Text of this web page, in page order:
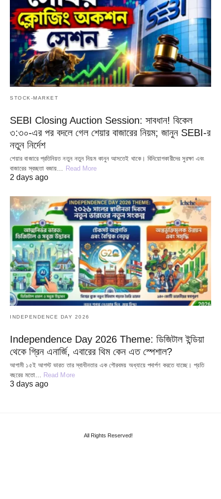
STOCK-MARKET
SEBI Closing Auction Session: সাবধান! বিকেল
৩:৩০-এর পর বদলে গেল শেয়ার বাজারের নিয়ম; জানুন SEBI-র
নতুন নির্দেশ
শেয়ার বাজারে প্রতিনিয়ত নতুন নতুন নিয়ম কানুন আসতেই থাকে। বিনিয়োগকারীদের সুরক্ষা এবং
বাজারের স্বচ্ছতা বজায়…
Read More
2 days ago
INDEPENDENCE DAY 2026
Independence Day 2026 Theme: ডিজিটাল ইন্ডিয়া
থেকে গ্রিন এনার্জি, এবারের থিম কেন এত স্পেশাল?
আগামী ১৫ই আগস্ট ভারত তার স্বাধীনতার এক গৌরবময় অধ্যায়ে পদার্পণ করতে যাচ্ছে। প্রতি
বছরের মতো… Read More
3 days ago
All Rights Reserved!